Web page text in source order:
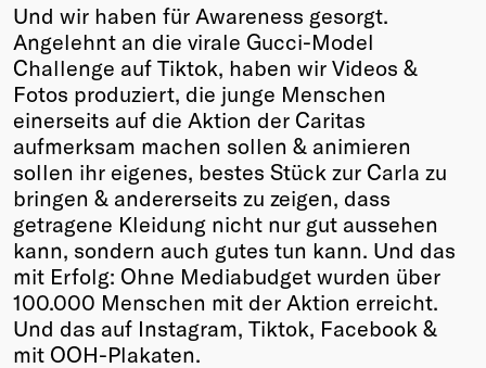
Und wir haben für Awareness gesorgt.
Angelehnt an die virale Gucci-Model
Challenge auf Tiktok, haben wir Videos &
Fotos produziert, die junge Menschen
einerseits auf die Aktion der Caritas
aufmerksam machen sollen & animieren
sollen ihr eigenes, bestes Stück zur Carla zu
bringen & andererseits zu zeigen, dass
getragene Kleidung nicht nur gut aussehen
kann, sondern auch gutes tun kann. Und das
mit Erfolg: Ohne Mediabudget wurden über
100.000 Menschen mit der Aktion erreicht.
Und das auf Instagram, Tiktok, Facebook &
mit OOH-Plakaten.